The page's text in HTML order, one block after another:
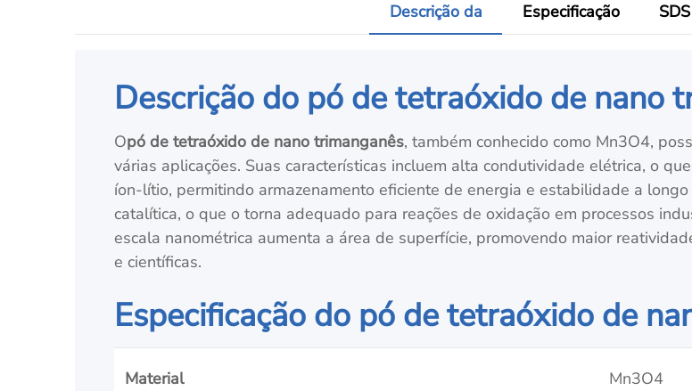
Descrição da Especificação SDS
Descrição do pó de tetraóxido de nano
Opó de tetraóxido de nano trimanganês, também conhecido como Mn3O4,
várias aplicações. Suas características incluem alta condutividade elétrica, o
íon-lítio, permitindo armazenamento eficiente de energia e estabilidade a
catalítica, o que o torna adequado para reações de oxidação em processos
escala nanométrica aumenta a área de superfície, promovendo maior
e científicas.
Especificação do pó de tetraóxido de
Material Mn3O4